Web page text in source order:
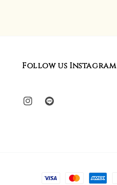
Follow us Instagram